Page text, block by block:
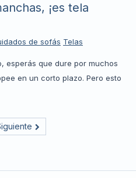
¡es tela
de sofás Telas
esperás que dure por muchos
en un corto plazo. Pero esto